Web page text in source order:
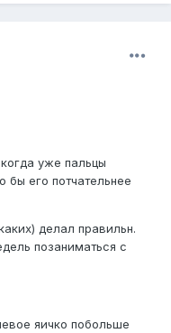
уже пальцы
бы его потчательнее
делал правильн.
позаниматься с
яичко побольше